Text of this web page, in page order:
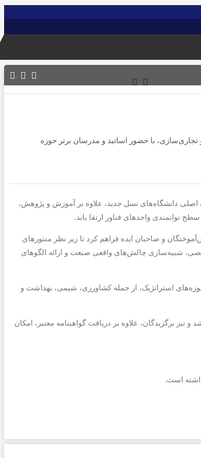
با حضور اساتید و مدرسان برتر حوزه
اصلی دانشگاه‌های نسل جدید، علاوه بر آموزش و پژوهش،
واحدهای فناور ارتقا یابد.
و صاحبان ایده فراهم کرد تا زیر نظر منتورهای
شبیه‌سازی چالش‌های واقعی صنعت و ارائه الگوهای
شامل اعضای هیئت علمی، فعالان حوزه صنعت، مخترعان و بازاریان حضور داشتند و ۳۵ طرح جدید در حوزه‌های استراتژیک، از جمله کشاورزی، شیمی، بهداشت و
برگزیدگان، علاوه بر دریافت گواهینامه معتبر، امکان
است.